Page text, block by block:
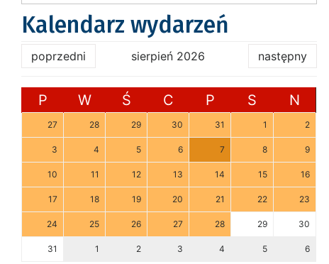
Kalendarz wydarzeń
poprzedni sierpień 2026 następny
P W Ś C P S N
27 28 29 30 31 1 2
3 4 5 6 7 8 9
10 11 12 13 14 15 16
17 18 19 20 21 22 23
24 25 26 27 28 29 30
31 1 2 3 4 5 6